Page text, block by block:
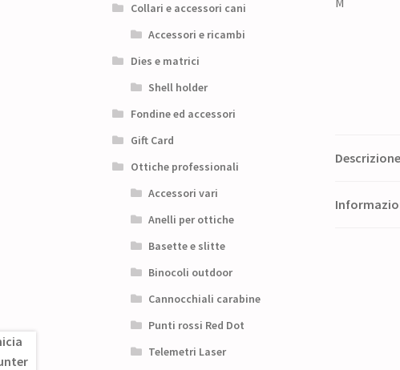
Descrizione
Collari e accessori cani
Accessori e ricambi
Dies e matrici
Shell holder
Fondine ed accessori
Gift Card
Ottiche professionali
Accessori vari
Anelli per ottiche
Basette e slitte
Binocoli outdoor
Cannocchiali carabine
Punti rossi Red Dot
Telemetri Laser